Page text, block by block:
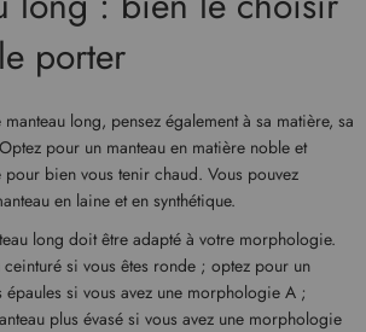
porter
long, pensez également à sa matière, sa
pour un manteau en matière noble et
bien vous tenir chaud. Vous pouvez
en laine et en synthétique.
long doit être adapté à votre morphologie.
si vous êtes ronde ; optez pour un
épaules si vous avez une morphologie A ;
plus évasé si vous avez une morphologie